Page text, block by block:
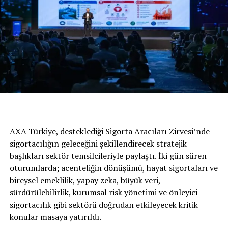
Yargı kararları genel şartlara yansıtıldı
Genel Şartların hazırlanmasında Danıştay ve Yargıtay
kararlarının esas alındığı ifade edilen açıklamada, bu
kapsamda araç hasarlarının onarımında öncelikle
orijinal parça kullanımı şartı getirildiği, ancak hak
sahibinin onayının alınması veya hasar gören parçanın
orijinal parça ile değiştirilmesine imkân olmaması
AXA Türkiye, desteklediği Sigorta Aracıları Zirvesi’nde
sigortacılığın geleceğini şekillendirecek stratejik
başlıkları sektör temsilcileriyle paylaştı. İki gün süren
oturumlarda; acenteliğin dönüşümü, hayat sigortaları ve
bireysel emeklilik, yapay zeka, büyük veri,
sürdürülebilirlik, kurumsal risk yönetimi ve önleyici
sigortacılık gibi sektörü doğrudan etkileyecek kritik
konular masaya yatırıldı.